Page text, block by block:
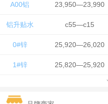
A00铝 23,950—23,990
铝升贴水 c55—c15
0#锌 25,920—26,020
1#锌 25,820—25,920